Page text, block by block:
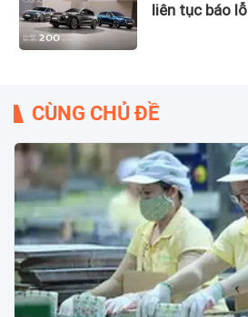
liên tục báo lỗ
CÙNG CHỦ ĐỀ